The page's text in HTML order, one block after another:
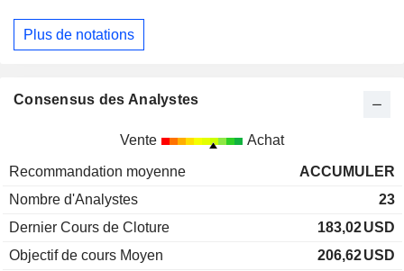
Plus de notations
Consensus des Analystes
Vente Achat
Recommandation moyenne
ACCUMULER
Nombre d'Analystes
23
Dernier Cours de Cloture
183,02USD
Objectif de cours Moyen
206,62USD